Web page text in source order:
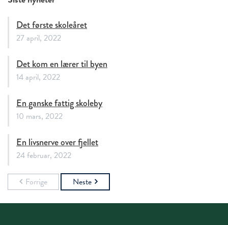
Det første skoleåret
27 april, 2022
Det kom en lærer til byen
14 april, 2022
En ganske fattig skoleby
10 mars, 2022
En livsnerve over fjellet
24 februar, 2022
Forrige Neste